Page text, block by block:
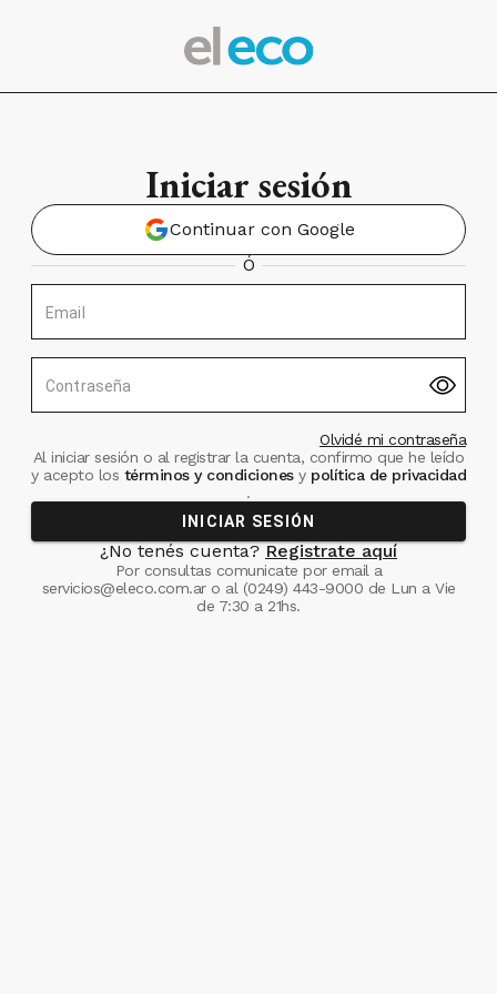
Iniciar sesión
Continuar con Google
Ó
Email
Contraseña
Olvidé mi contraseña
Al iniciar sesión o al registrar la cuenta, confirmo que he leído
y acepto los términos y condiciones ypolítica de privacidad
.
INICIAR SESIÓN
¿No tenés cuenta? Registrate aquí
Por consultas comunicate por email a
servicios@eleco.com.aro al (0249) 443-9000 de Lun a Vie
de 7:30 a 21hs.